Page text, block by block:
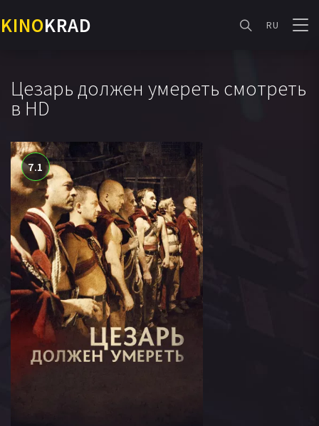
KINOKRAD RU
Цезарь должен умереть смотреть
в HD
7.1